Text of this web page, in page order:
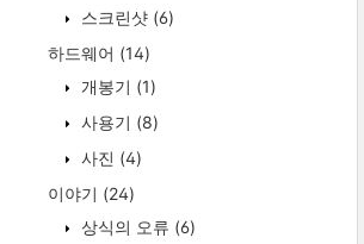
스크린샷 (6)
하드웨어 (14)
개봉기 (1)
사용기 (8)
사진 (4)
이야기 (24)
상식의 오류 (6)